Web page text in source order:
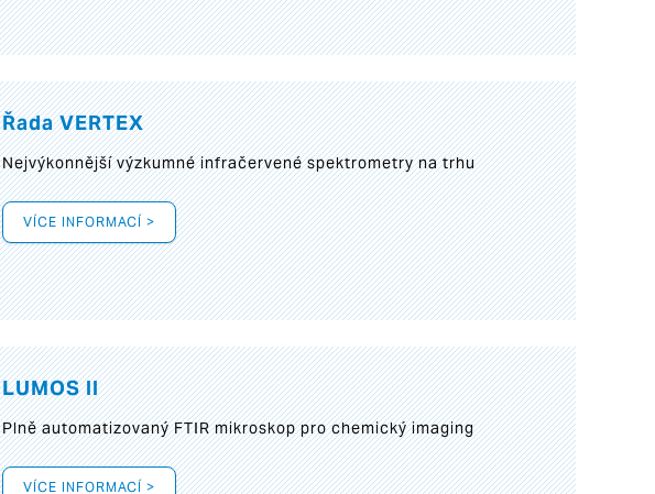
Řada VERTEX
Nejvýkonnější výzkumné infračervené spektrometry na trhu
VÍCE INFORMACÍ >
LUMOS II
Plně automatizovaný FTIR mikroskop pro chemický imaging
VÍCE INFORMACÍ >